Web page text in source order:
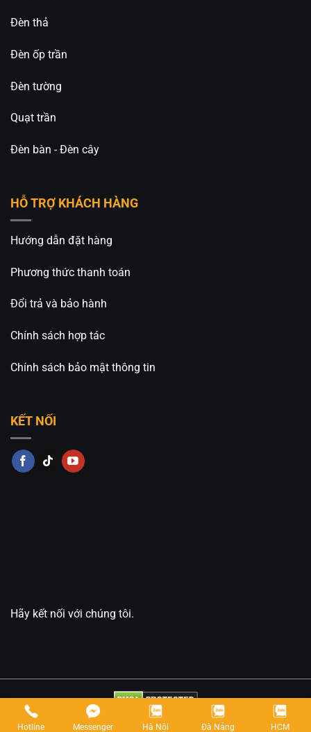
Đèn thả
Đèn ốp trần
Đèn tường
Quạt trần
Đèn bàn - Đèn cây
HỖ TRỢ KHÁCH HÀNG
Hướng dẫn đặt hàng
Phương thức thanh toán
Đổi trả và bảo hành
Chính sách hợp tác
Chính sách bảo mật thông tin
KẾT NỐI
Hãy kết nối với chúng tôi.
Copyright 2026 © Anan Decor
Hotline Messenger Hà Nội Đà Nẵng HCM